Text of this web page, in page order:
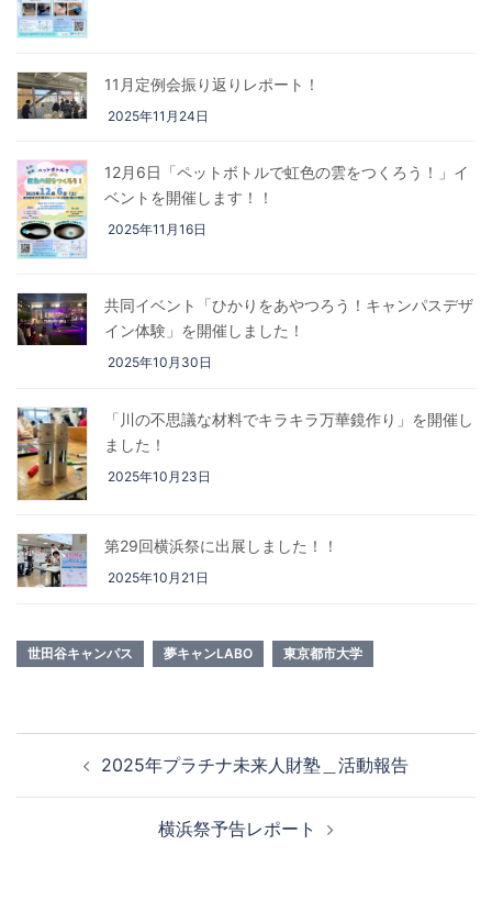
11月定例会振り返りレポート！
2025年11月24日
12月6日「ペットボトルで虹色の雲をつくろう！」イ
ベントを開催します！！
2025年11月16日
共同イベント「ひかりをあやつろう！キャンパスデザ
イン体験」を開催しました！
2025年10月30日
「川の不思議な材料でキラキラ万華鏡作り」を開催し
ました！
2025年10月23日
第29回横浜祭に出展しました！！
2025年10月21日
世田谷キャンパス 夢キャンLABO 東京都市大学
投稿ナビゲーション
2025年プラチナ未来人財塾＿活動報告
横浜祭予告レポート